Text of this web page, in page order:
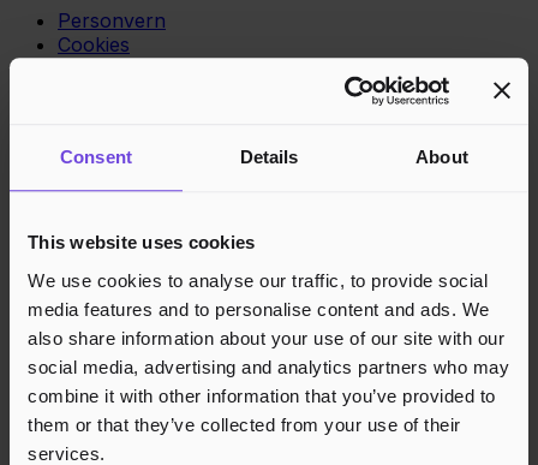
Consent Details About
This website uses cookies
We use cookies to analyse our traffic, to provide social
media features and to personalise content and ads. We
also share information about your use of our site with our
social media, advertising and analytics partners who may
combine it with other information that you’ve provided to
them or that they’ve collected from your use of their
services.
Personvern
Cookies
Tyskland Global
Deutsch Français
Godkjente betalingsmetoder